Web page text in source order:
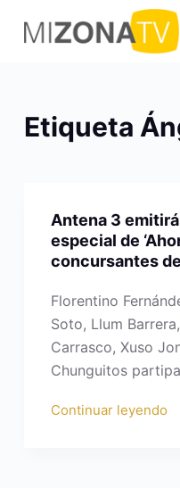
S
a
aEtiqueta
Antena 3
especial de
concursantes de
Florentino
Soto, Llum
Carrasco, Xuso
Chunguitos
Continuar leyendo